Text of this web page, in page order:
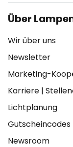
Über
Wir über uns
Newsletter
Marketing-
Karriere |
Lichtplanung
Gutscheincodes
Newsroom